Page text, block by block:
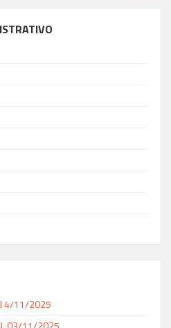
4/11/2025